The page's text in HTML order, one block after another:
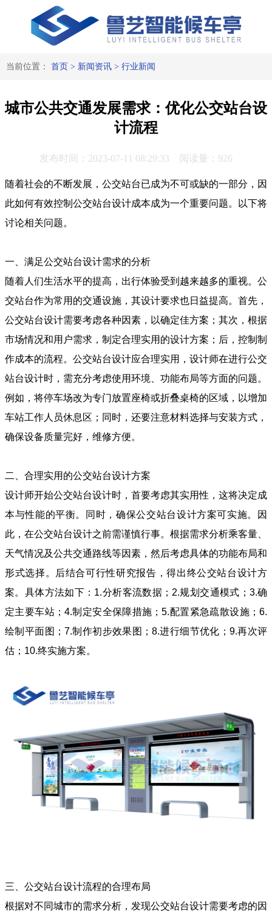
当前位置： 首页 > 新闻资讯> 行业新闻
城市公共交通发展需求：优化公交站台设
计流程
发布时间：2023-07-11 08:29:33 阅读量：926
随着社会的不断发展，公交站台已成为不可或缺的一部分，因
此如何有效控制公交站台设计成本成为一个重要问题。以下将
讨论相关问题。
一、满足公交站台设计需求的分析
随着人们生活水平的提高，出行体验受到越来越多的重视。公
交站台作为常用的交通设施，其设计要求也日益提高。首先，
公交站台设计需要考虑各种因素，以确定佳方案；其次，根据
市场情况和用户需求，制定合理实用的设计方案；后，控制制
作成本的流程。公交站台设计应合理实用，设计师在进行公交
站台设计时，需充分考虑使用环境、功能布局等方面的问题。
例如，将停车场改为专门放置座椅或折叠桌椅的区域，以增加
车站工作人员休息区；同时，还要注意材料选择与安装方式，
确保设备质量完好，维修方便。
二、合理实用的公交站台设计方案
设计师开始公交站台设计时，首要考虑其实用性，这将决定成
本与性能的平衡。同时，确保公交站台设计方案可实施。因
此，在公交站台设计之前需谨慎行事。根据需求分析乘客量、
天气情况及公共交通路线等因素，然后考虑具体的功能布局和
形式选择。后结合可行性研究报告，得出终公交站台设计方
案。具体方法如下：1.分析客流数据；2.规划交通模式；3.确
定主要车站；4.制定安全保障措施；5.配置紧急疏散设施；6.
绘制平面图；7.制作初步效果图；8.进行细节优化；9.再次评
估；10.终实施方案。
三、公交站台设计流程的合理布局
根据对不同城市的需求分析，发现公交站台设计需要考虑的因